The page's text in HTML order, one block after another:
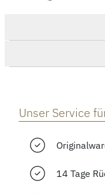
Unser Service
14 Tage